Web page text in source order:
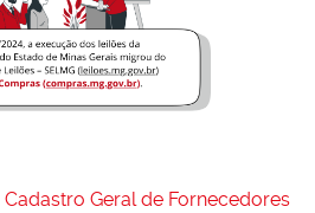
Cadastro Geral de Fornecedores